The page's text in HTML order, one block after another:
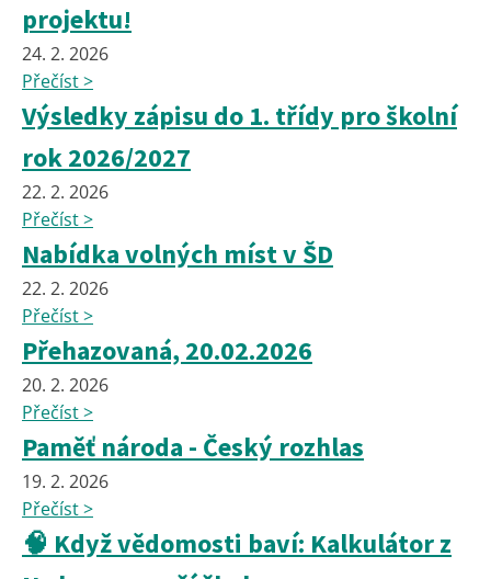
projektu!
24. 2. 2026
Přečíst >
Výsledky zápisu do 1. třídy pro školní
rok 2026/2027
22. 2. 2026
Přečíst >
Nabídka volných míst v ŠD
22. 2. 2026
Přečíst >
Přehazovaná, 20.02.2026
20. 2. 2026
Přečíst >
Paměť národa - Český rozhlas
19. 2. 2026
Přečíst >
🧠 Když vědomosti baví: Kalkulátor z